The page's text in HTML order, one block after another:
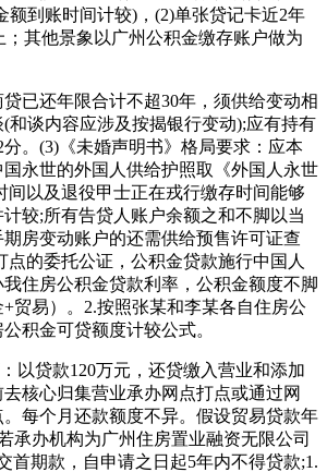
额到账时间计较)，(2)单张贷记卡近2年
；其他景象以广州公积金缴存账户做为
还年限合计不超30年，须供给变动相
和谈内容应涉及按揭银行变动);应有持有
分。(3)《未婚声明书》格局要求：应本
国永世的外国人供给护照取《外国人永世
间以及退役甲士正在戎行缴存时间能够
较;所有告贷人账户余额之和不脚以当
房变动账户的还需供给预售许可证查
点的委托公证，公积金贷款施行中国人
住房公积金贷款利率，公积金额度不脚
贸易）。2.按照张某和李某各自住房公
积金可贷额度计较公式。
贷款120万元，还贷缴入营业和添加
核心归集营业承办网点打点或通过网
每个月还款额度不异。假设贸易贷款年
承办机构为广州住房置业融资无限公司
首期款，自申请之日起5年内不得贷款;1.